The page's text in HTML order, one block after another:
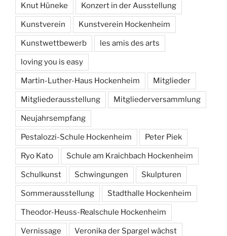
Knut Hüneke Konzert in der Ausstellung
Kunstverein Kunstverein Hockenheim
Kunstwettbewerb les amis des arts
loving you is easy
Martin-Luther-Haus Hockenheim Mitglieder
Mitgliederausstellung Mitgliederversammlung
Neujahrsempfang
Pestalozzi-Schule Hockenheim Peter Piek
Ryo Kato Schule am Kraichbach Hockenheim
Schulkunst Schwingungen Skulpturen
Sommerausstellung Stadthalle Hockenheim
Theodor-Heuss-Realschule Hockenheim
Vernissage Veronika der Spargel wächst